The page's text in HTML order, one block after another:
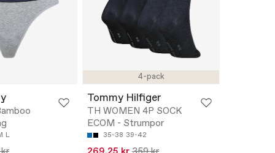
L
4-pack
Tommy Hilfiger
TH WOMEN 4P SOCK
ECOM - Strumpor
35-38 39-42